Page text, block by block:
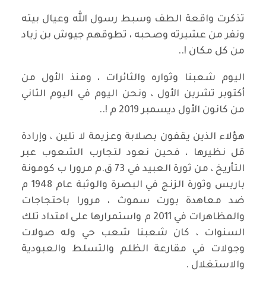
تذكرت واقعة الطف وسبط رسول الله وعيال بيته
ونفر من عشيرته وصحبه ، تطوقهم جيوش بن زياد
من كل مكان !..
اليوم شعبنا وثواره والثائرات ، ومنذ الأول من
أكتوبر تشرين الأول ، ونحن اليوم في اليوم الثاني
من كانون الأول ديسمبر 2019 م !..
هؤلاء الذين يقفون بصلابة وعزيمة لا تلين ، وإرادة
قل نظيرها ، فحين نعود لتجارب الشعوب عبر
التأريخ ، من ثورة العبيد في 73 ق.م مرورا ب كومونة
باريس وثورة الزنج في البصرة والوثبة عام 1948 م
ضد معاهدة بورت سموث ، مرورا باحتجاجات
والمظاهرات في 2011 م واستمرارها على امتداد تلك
السنوات ، كان شعبنا شعب حي وله صولات
وجولات في مقارعة الظلم والتسلط والعبودية
والاستغلال .